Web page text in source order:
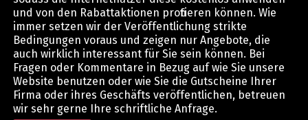
und von den Rabattaktionen profitieren können. Wie
immer setzen wir der Veröffentlichung strikte
Bedingungen voraus und zeigen nur Angebote, die
auch wirklich interessant für Sie sein können. Bei
Fragen oder Kommentare in Bezug auf wie Sie unsere
Website benutzen oder wie Sie die Gutscheine Ihrer
Firma oder ihres Geschäfts veröffentlichen, betreuen
wir sehr gerne Ihre schriftliche Anfrage.